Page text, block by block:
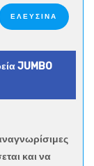
ΕΛΕΥΣΙΝΑ
JUMBO
και να